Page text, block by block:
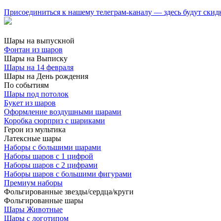
Присоединиться к нашему телеграм-каналу — здесь будут
Шары на выпускной
Фонтан из шаров
Шары на Выписку
Шары на 14 февраля
Шары на День рождения
По событиям
Шары под потолок
Букет из шаров
Оформление воздушными шарами
Коробка сюрприз с шариками
Герои из мультика
Латексные шары
Наборы с большими шарами
Наборы шаров с 1 цифрой
Наборы шаров с 2 цифрами
Наборы шаров с большими фигурами
Премиум наборы
Фольгированные звезды/сердца/круги
Фольгированные шары
Шары Животные
Шары с логотипом